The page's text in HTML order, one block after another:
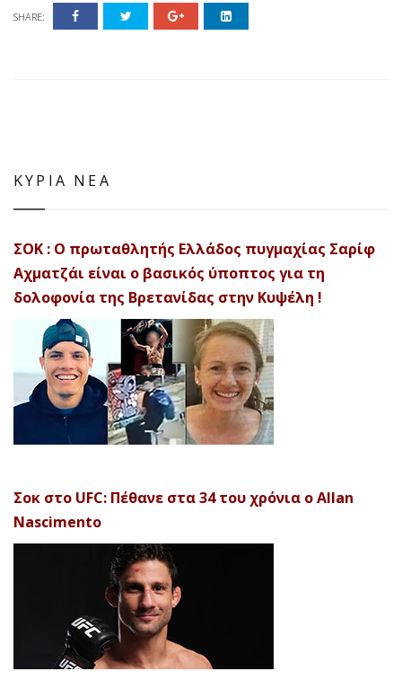
SHARE:
ΚΥΡΙΑ ΝΕΑ
ΣΟΚ : Ο πρωταθλητής Ελλάδος πυγμαχίας Σαρίφ
Αχματζάι είναι ο βασικός ύποπτος για τη
δολοφονία της Βρετανίδας στην Κυψέλη !
Σοκ στο UFC: Πέθανε στα 34 του χρόνια ο Allan
Nascimento